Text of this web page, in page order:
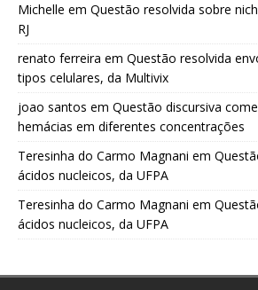
Michelle em Questão resolvida sobre
RJ
renato ferreira em Questão resolvida
tipos celulares, da Multivix
joao santos em Questão discursiva
hemácias em diferentes concentrações
Teresinha do Carmo Magnani em
ácidos nucleicos, da UFPA
Teresinha do Carmo Magnani em
ácidos nucleicos, da UFPA